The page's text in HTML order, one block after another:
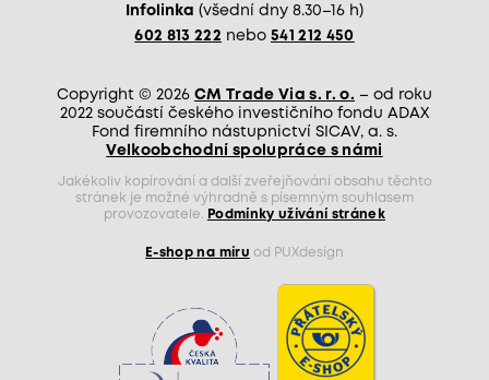
Infolinka (všední dny 8.30–16 h)
602 813 222 nebo 541 212 450
Copyright © 2026 CM Trade Via s. r. o. – od roku
2022 součástí českého investičního fondu ADAX
Fond firemního nástupnictví SICAV, a. s.
Velkoobchodní spolupráce s námi
Jakékoliv kopírování a další zveřejňování obsahu těchto
stránek je možné výhradně s písemným souhlasem
provozovatele.
Podmínky užívání stránek
E-shop na míru od PUXdesign